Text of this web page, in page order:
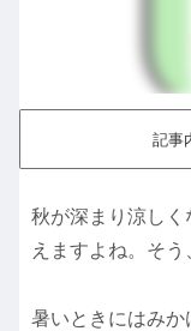
記事
秋が深まり涼し
えますよね。そう
暑いときにはみ